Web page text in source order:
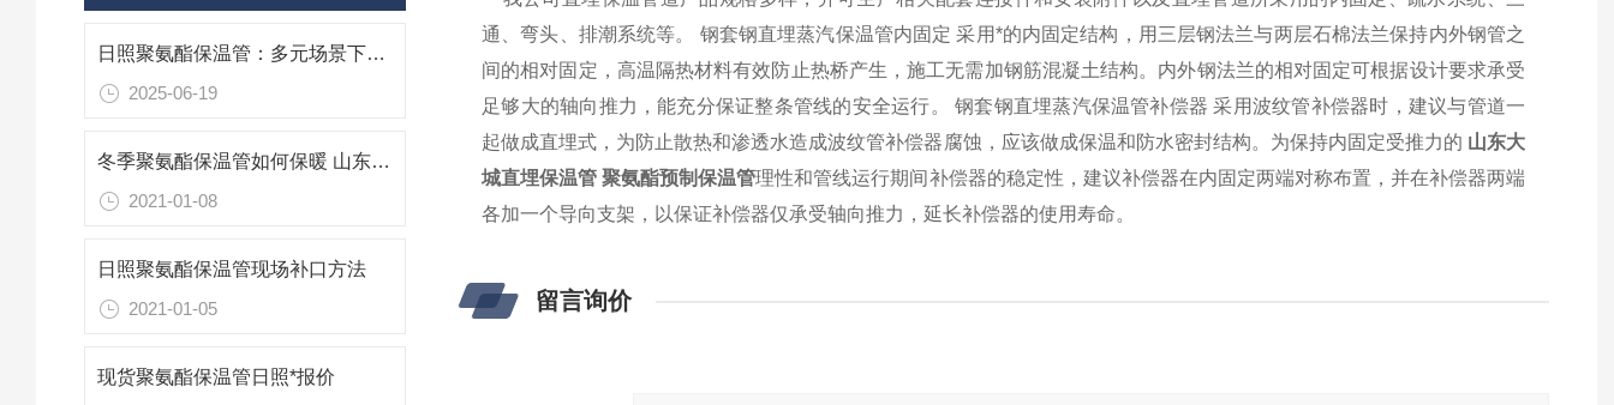
日照聚氨酯保温管：多元场景下的“保温先锋”
2025-06-19
冬季聚氨酯保温管如何保暖 山东日照保温管厂家
2021-01-08
日照聚氨酯保温管现场补口方法
2021-01-05
现货聚氨酯保温管日照*报价
通、弯头、排潮系统等。
钢套钢直埋蒸汽保温管内固定 采用*的内固定结构，用三层钢法兰与两层石棉法兰保持内外钢管之
间的相对固定，高温隔热材料有效防止热桥产生，施工无需加钢筋混凝土结构。内外钢法兰的相对固定可根据设计要求承受
足够大的轴向推力，能充分保证整条管线的安全运行。
钢套钢直埋蒸汽保温管补偿器 采用波纹管补偿器时，建议与管道一
起做成直埋式，为防止散热和渗透水造成波纹管补偿器腐蚀，应该做成保温和防水密封结构。为保持内固定受推力的 山东大
城直埋保温管 聚氨酯预制保温管理性和管线运行期间补偿器的稳定性，建议补偿器在内固定两端对称布置，并在补偿器两端
各加一个导向支架，以保证补偿器仅承受轴向推力，延长补偿器的使用寿命。
留言询价